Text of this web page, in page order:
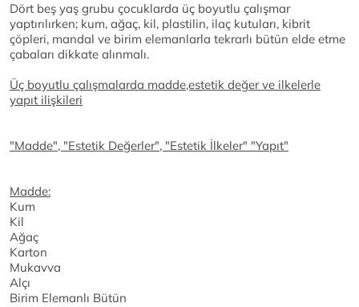
Dört beş yaş grubu çocuklarda üç boyutlu çalışmar
yaptırılırken; kum, ağaç, kil, plastilin, ilaç kutuları, kibrit
çöpleri, mandal ve birim elemanlarla tekrarlı bütün elde etme
çabaları dikkate alınmalı.
Üç boyutlu çalışmalarda madde,estetik değer ve ilkelerle
yapıt ilişkileri
"Madde", "Estetik Değerler", "Estetik İlkeler" "Yapıt"
Madde:
Kum
Kil
Ağaç
Karton
Mukavva
Alçı
Birim Elemanlı Bütün